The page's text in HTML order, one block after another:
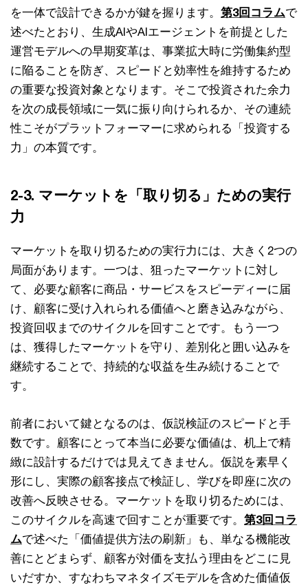
を一体で設計できるかが鍵を握ります。 第3回コラムで
述べたとおり、生成AIやAIエージェントを前提とした
運営モデルへの早期変革は、事業拡大時に労働集約型
に陥ることを防ぎ、スピードと効率性を維持するため
の重要な投資対象となります。そこで投資された余力
を次の成長領域に一気に振り向けられるか、その連続
性こそがプラットフォーマーに求められる「投資する
力」の本質です。
2-3. マーケットを「取り切る」ための実行
力
マーケットを取り切るための実行力には、大きく2つの
局面があります。一つは、狙ったマーケットに対し
て、必要な顧客に商品・サービスをスピーディーに届
け、顧客に受け入れられる価値へと磨き込みながら、
投資回収までのサイクルを回すことです。もう一つ
は、獲得したマーケットを守り、差別化と囲い込みを
継続することで、持続的な収益を生み続けることで
す。
前者において鍵となるのは、仮説検証のスピードと手
数です。顧客にとって本当に必要な価値は、机上で精
緻に設計するだけでは見えてきません。仮説を素早く
形にし、実際の顧客接点で検証し、学びを即座に次の
改善へ反映させる。マーケットを取り切るためには、
このサイクルを高速で回すことが重要です。 第3回コラ
ムで述べた「価値提供方法の刷新」も、単なる機能改
善にとどまらず、顧客が対価を支払う理由をどこに見
いだすか、すなわちマネタイズモデルを含めた価値仮